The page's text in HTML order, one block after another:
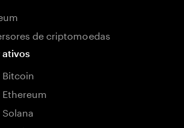
de criptomoedas
ativos